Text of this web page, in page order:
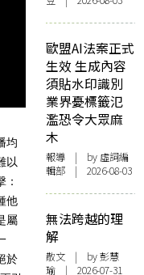
均
以
他
屬
於
歐盟AI法案正式
生效 生成內容
須貼水印識別
業界憂標籤氾
濫恐令大眾麻
木
報導 | by 虛詞編
輯部 | 2026-08-03
無法跨越的理
解
散文 | by 彭慧
瑜 | 2026-07-31